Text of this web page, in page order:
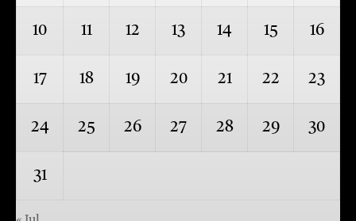
10 11 12 13 14 15 16
17 18 19 20 21 22 23
24 25 26 27 28 29 30
31